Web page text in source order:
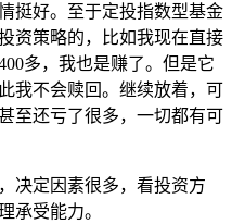
挺好。至于定投指数型基金
资策略的，比如我现在直接
多，我也是赚了。但是它
我不会赎回。继续放着，可
至还亏了很多，一切都有可
决定因素很多，看投资方
承受能力。